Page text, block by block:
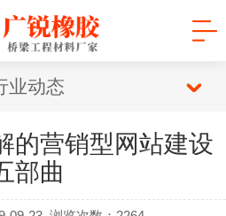
业动态
的营销型网站建设
部曲